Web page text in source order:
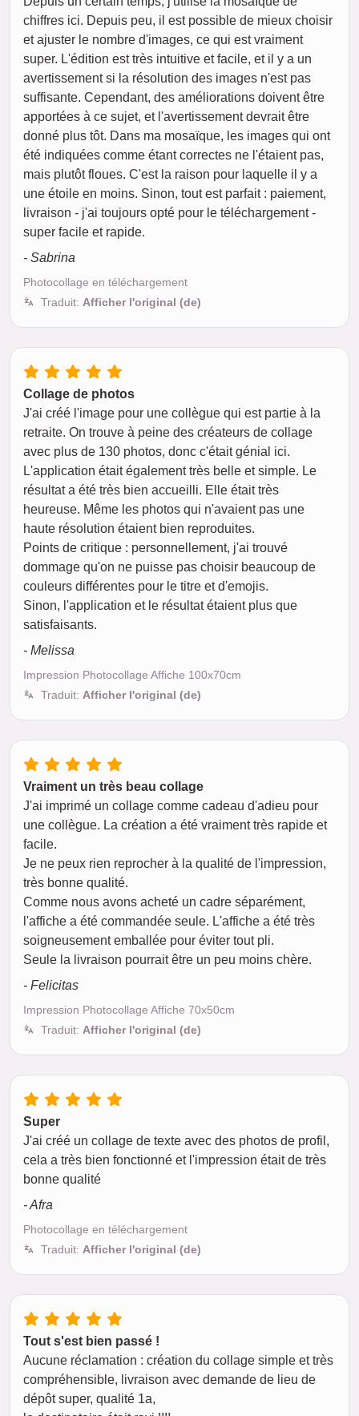
chiffres ici. Depuis peu, il est possible de mieux choisir
et ajuster le nombre d'images, ce qui est vraiment
super. L'édition est très intuitive et facile, et il y a un
avertissement si la résolution des images n'est pas
suffisante. Cependant, des améliorations doivent être
apportées à ce sujet, et l'avertissement devrait être
donné plus tôt. Dans ma mosaïque, les images qui ont
été indiquées comme étant correctes ne l'étaient pas,
mais plutôt floues. C'est la raison pour laquelle il y a
une étoile en moins. Sinon, tout est parfait : paiement,
livraison - j'ai toujours opté pour le téléchargement -
super facile et rapide.
- Sabrina
Photocollage en téléchargement
Traduit: Afficher l'original (de)
Collage de photos
J'ai créé l'image pour une collègue qui est partie à la
retraite. On trouve à peine des créateurs de collage
avec plus de 130 photos, donc c'était génial ici.
L'application était également très belle et simple. Le
résultat a été très bien accueilli. Elle était très
heureuse. Même les photos qui n'avaient pas une
haute résolution étaient bien reproduites.
Points de critique : personnellement, j'ai trouvé
dommage qu'on ne puisse pas choisir beaucoup de
couleurs différentes pour le titre et d'emojis.
Sinon, l'application et le résultat étaient plus que
satisfaisants.
- Melissa
Impression Photocollage Affiche 100x70cm
Traduit: Afficher l'original (de)
Vraiment un très beau collage
J'ai imprimé un collage comme cadeau d'adieu pour
une collègue. La création a été vraiment très rapide et
facile.
Je ne peux rien reprocher à la qualité de l'impression,
très bonne qualité.
Comme nous avons acheté un cadre séparément,
l'affiche a été commandée seule. L'affiche a été très
soigneusement emballée pour éviter tout pli.
Seule la livraison pourrait être un peu moins chère.
- Felicitas
Impression Photocollage Affiche 70x50cm
Traduit: Afficher l'original (de)
Super
J'ai créé un collage de texte avec des photos de profil,
cela a très bien fonctionné et l'impression était de très
bonne qualité
- Afra
Photocollage en téléchargement
Traduit: Afficher l'original (de)
Tout s'est bien passé !
Aucune réclamation : création du collage simple et très
compréhensible, livraison avec demande de lieu de
dépôt super, qualité 1a,